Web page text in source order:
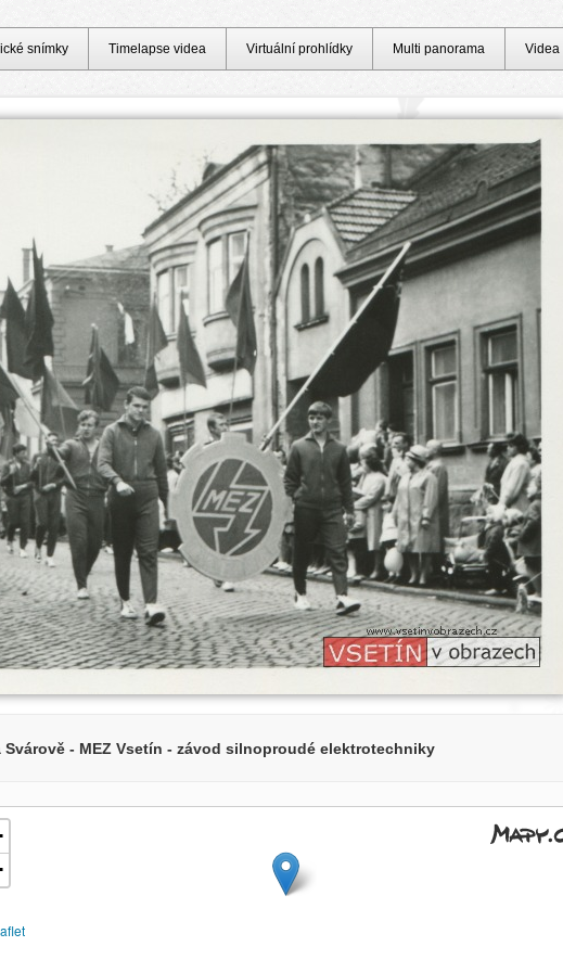
Svárově - MEZ Vsetín - závod silnoproudé elektrotechniky
snímky Timelapse videa Virtuální prohlídky Multi panorama Videa